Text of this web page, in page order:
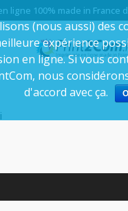
ligne 100% made in France
(nous aussi) des
expérience
en ligne. Si vous
nous
d'accord avec ça.